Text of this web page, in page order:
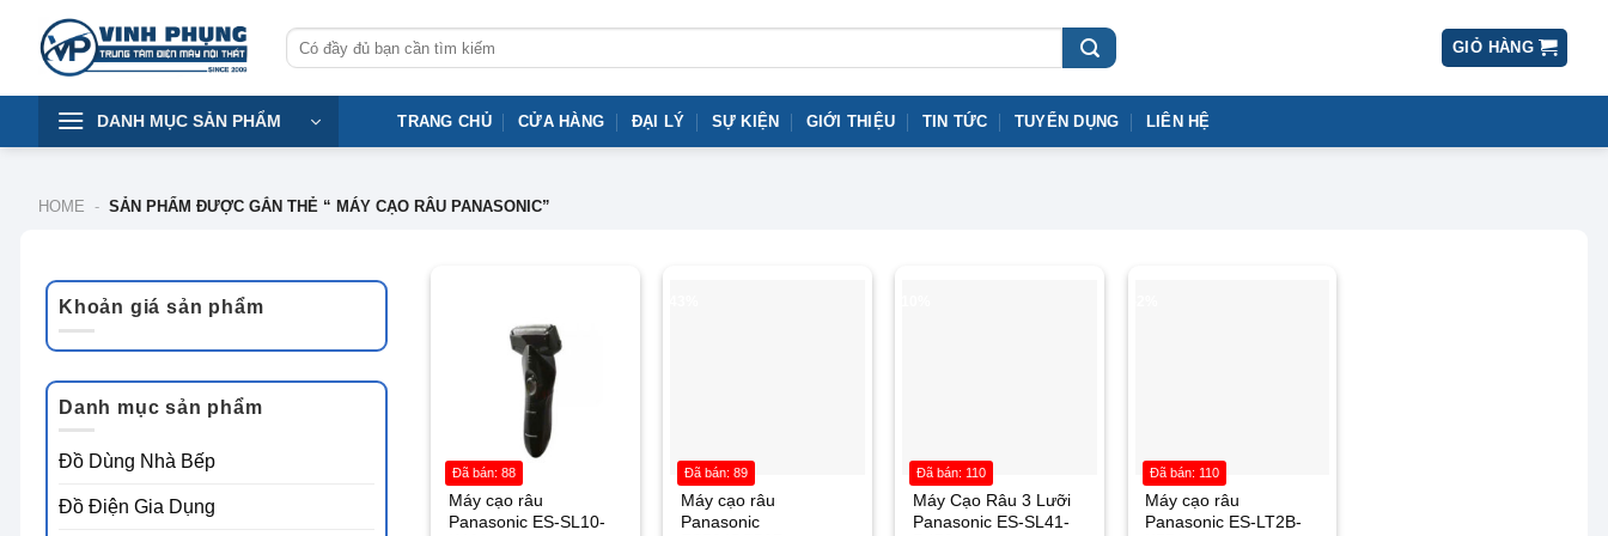
content
Tìm
kiếm:
GIỎ HÀNG
DANH MỤC SẢN PHẨM TRANG CHỦ CỬA HÀNG ĐẠI LÝ SỰ KIỆN GIỚI THIỆU TIN TỨC TUYỂN DỤNG LIÊN HỆ
HOME - SẢN PHẨM ĐƯỢC GẮN THẺ “ MÁY CẠO RÂU PANASONIC”
Khoản giá sản phẩm
Danh mục sản phẩm
Đồ Dùng Nhà Bếp
Đồ Điện Gia Dụng
Máy cạo râu
Panasonic ES-SL10-
Đã bán: 88
Máy cạo râu
Panasonic
Đã bán: 89
Máy Cạo Râu 3 Lưỡi
Panasonic ES-SL41-
Đã bán: 110
Máy cạo râu
Panasonic ES-LT2B-
Đã bán: 110